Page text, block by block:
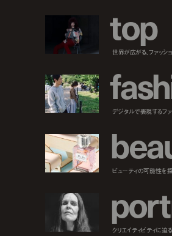
top
世界が広がる、ファッシ
fash
デジタルで表現するファ
bea
ビューティの可能性を
port
クリエイティビティに迫